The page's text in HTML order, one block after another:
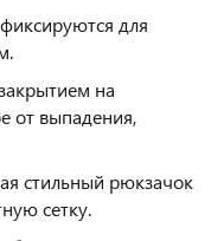
для
на
от выпадения,
стильный рюкзачок
сетку.